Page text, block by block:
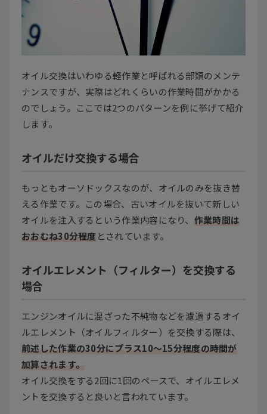
オイル交換はいわゆる軽作業と呼ばれる部類のメンテ
ナンスですが、実際はどれくらいの作業時間がかかる
のでしょう。ここでは2つのパターンを例に挙げて紹介
します。
オイルだけ交換する場合
もっともオーソドックスなのが、オイルのみを抜き替
える作業です。この場合、古いオイルを抜いて新しい
オイルを注入するという作業内容になり、 作業時間は
おおむね30分程度とされています。
オイルエレメント（フィルター）を交換する
場合
エンジンオイルに混ざった不純物などを濾過するオイ
ルエレメント（オイルフィルター）を交換する際は、
前述した作業の30分にプラス10～15分程度の時間が
加算されます。
オイル交換をする2回に1回のペースで、オイルエレメ
ントを交換すると良いと言われています。